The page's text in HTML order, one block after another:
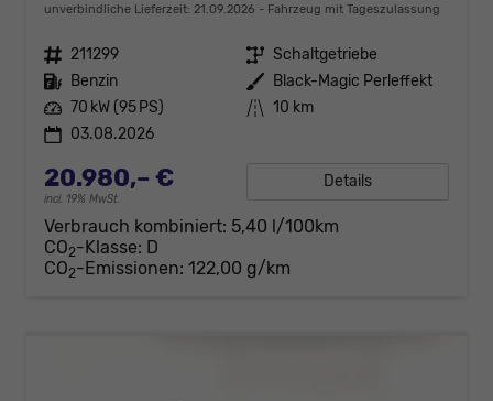
unverbindliche Lieferzeit: 21.09.2026 Fahrzeug mit Tageszulassung
Fahrzeugnr. 211299 Getriebe Schaltgetriebe
Kraftstoff Benzin Außenfarbe Black-Magic Perleffekt
Leistung 70 kW (95 PS) Kilometerstand 10 km
03.08.2026
20.980,– €
incl. 19% MwSt.
Details
Verbrauch kombiniert: 5,40 l/100km
CO2-Klasse: D
CO2-Emissionen: 122,00 g/km